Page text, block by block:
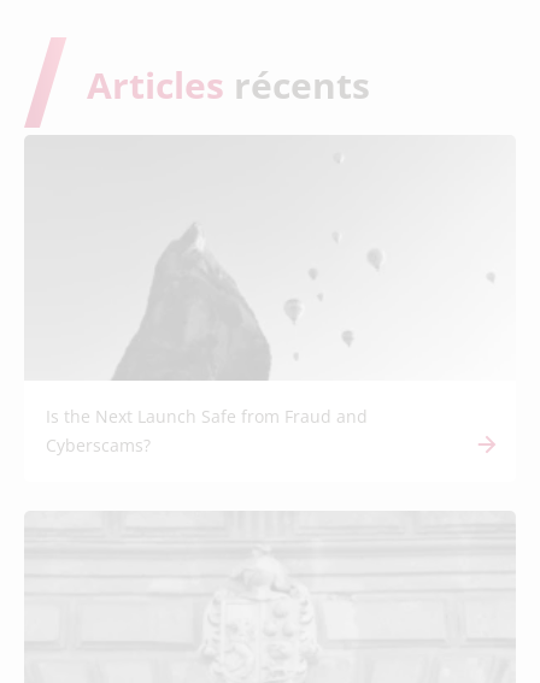
Is the Next Launch Safe from Fraud and
Cyberscams?
Articles récents